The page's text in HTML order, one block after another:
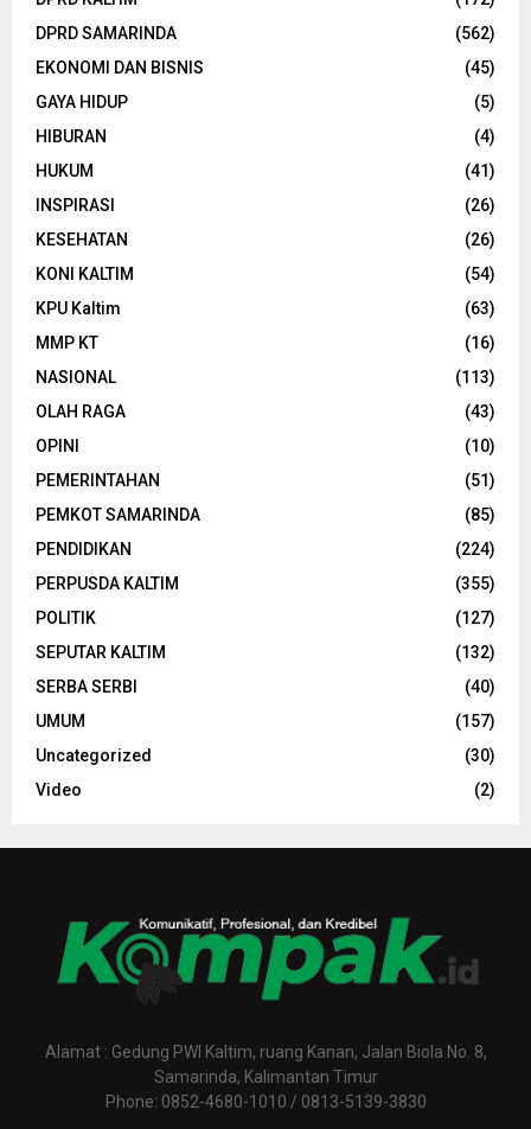
DPRD SAMARINDA
(562)
EKONOMI DAN BISNIS
(45)
GAYA HIDUP
(5)
HIBURAN
(4)
HUKUM
(41)
INSPIRASI
(26)
KESEHATAN
(26)
KONI KALTIM
(54)
KPU Kaltim
(63)
MMP KT
(16)
NASIONAL
(113)
OLAH RAGA
(43)
OPINI
(10)
PEMERINTAHAN
(51)
PEMKOT SAMARINDA
(85)
PENDIDIKAN
(224)
PERPUSDA KALTIM
(355)
POLITIK
(127)
SEPUTAR KALTIM
(132)
SERBA SERBI
(40)
UMUM
(157)
Uncategorized
(30)
Video
(2)
Alamat : Gedung PWI Kaltim, ruang Kanan, Jalan Biola No. 8,
Samarinda, Kalimantan Timur
Phone: 0852-4680-1010 / 0813-5139-3830